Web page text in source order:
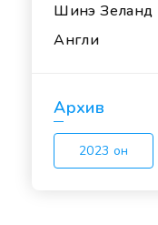
Шинэ Зеланд
Англи
Архив
2023 он